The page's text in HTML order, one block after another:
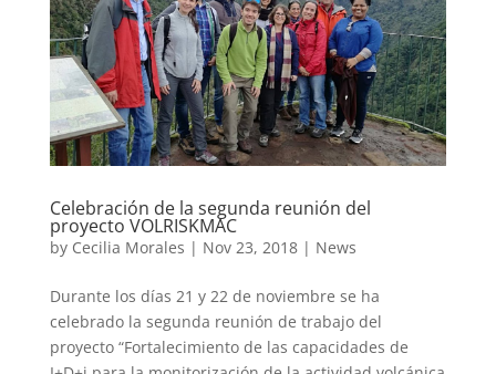
Celebración de la segunda reunión del
proyecto VOLRISKMAC
by Cecilia Morales | Nov 23, 2018| News
Durante los días 21 y 22 de noviembre se ha
celebrado la segunda reunión de trabajo del
proyecto “Fortalecimiento de las capacidades de